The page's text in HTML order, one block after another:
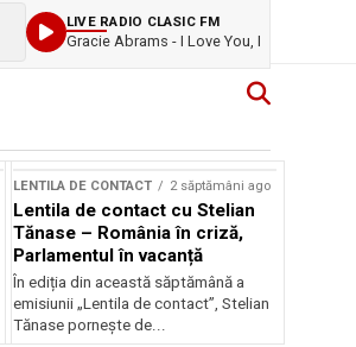
LIVE RADIO CLASIC FM
Gracie Abrams - I Love You, I
LENTILA DE CONTACT 2 săptămâni ago
Lentila de contact cu Stelian
Tănase – România în criză,
Parlamentul în vacanță
În ediția din această săptămână a
emisiunii „Lentila de contact”, Stelian
Tănase pornește de...